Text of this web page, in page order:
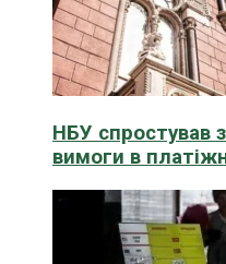
НБУ спростував
вимоги в